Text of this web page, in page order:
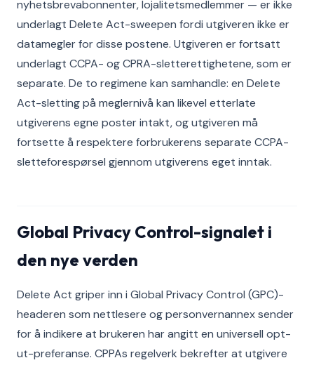
nyhetsbrevabonnenter, lojalitetsmedlemmer — er ikke
underlagt Delete Act-sweepen fordi utgiveren ikke er
datamegler for disse postene. Utgiveren er fortsatt
underlagt CCPA- og CPRA-sletterettighetene, som er
separate. De to regimene kan samhandle: en Delete
Act-sletting på meglernivå kan likevel etterlate
utgiverens egne poster intakt, og utgiveren må
fortsette å respektere forbrukerens separate CCPA-
sletteforespørsel gjennom utgiverens eget inntak.
Global Privacy Control-signalet i
den nye verden
Delete Act griper inn i Global Privacy Control (GPC)-
headeren som nettlesere og personvernannex sender
for å indikere at brukeren har angitt en universell opt-
ut-preferanse. CPPAs regelverk bekrefter at utgivere